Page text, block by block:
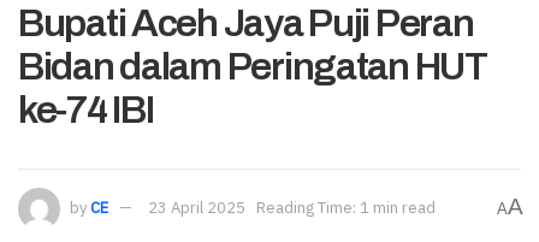
Bupati Aceh Jaya Puji Peran
Bidan dalam Peringatan HUT
ke-74 IBI
byCE 23 April 2025 Reading Time: 1 min read AA